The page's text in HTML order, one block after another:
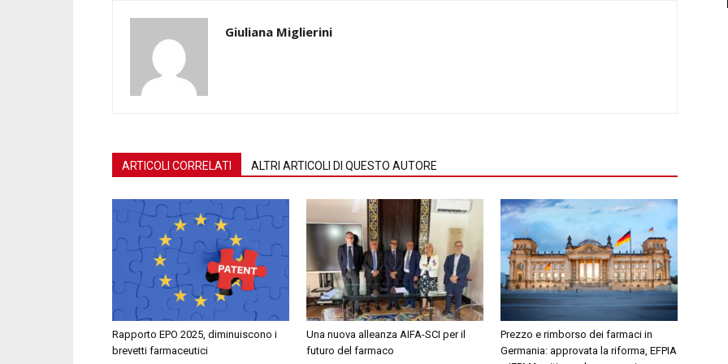
Giuliana Miglierini
ARTICOLI CORRELATI ALTRI ARTICOLI DI QUESTO AUTORE
Rapporto EPO 2025, diminuiscono i
brevetti farmaceutici
Una nuova alleanza AIFA-SCI per il
futuro del farmaco
Prezzo e rimborso dei farmaci in
Germania: approvata la riforma, EFPIA